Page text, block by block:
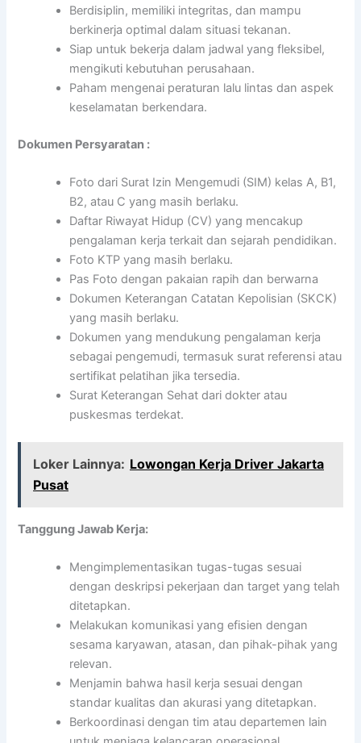
Berdisiplin, memiliki integritas, dan mampu
berkinerja optimal dalam situasi tekanan.
Siap untuk bekerja dalam jadwal yang fleksibel,
mengikuti kebutuhan perusahaan.
Paham mengenai peraturan lalu lintas dan aspek
keselamatan berkendara.
Dokumen Persyaratan :
Foto dari Surat Izin Mengemudi (SIM) kelas A, B1,
B2, atau C yang masih berlaku.
Daftar Riwayat Hidup (CV) yang mencakup
pengalaman kerja terkait dan sejarah pendidikan.
Foto KTP yang masih berlaku.
Pas Foto dengan pakaian rapih dan berwarna
Dokumen Keterangan Catatan Kepolisian (SKCK)
yang masih berlaku.
Dokumen yang mendukung pengalaman kerja
sebagai pengemudi, termasuk surat referensi atau
sertifikat pelatihan jika tersedia.
Surat Keterangan Sehat dari dokter atau
puskesmas terdekat.
Loker Lainnya: Lowongan Kerja Driver Jakarta
Pusat
Tanggung Jawab Kerja:
Mengimplementasikan tugas-tugas sesuai
dengan deskripsi pekerjaan dan target yang telah
ditetapkan.
Melakukan komunikasi yang efisien dengan
sesama karyawan, atasan, dan pihak-pihak yang
relevan.
Menjamin bahwa hasil kerja sesuai dengan
standar kualitas dan akurasi yang ditetapkan.
Berkoordinasi dengan tim atau departemen lain